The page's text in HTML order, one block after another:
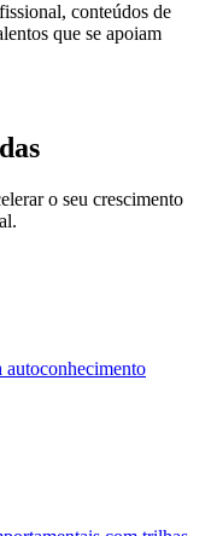
conteúdos de
que se apoiam
o seu crescimento
autoconhecimento